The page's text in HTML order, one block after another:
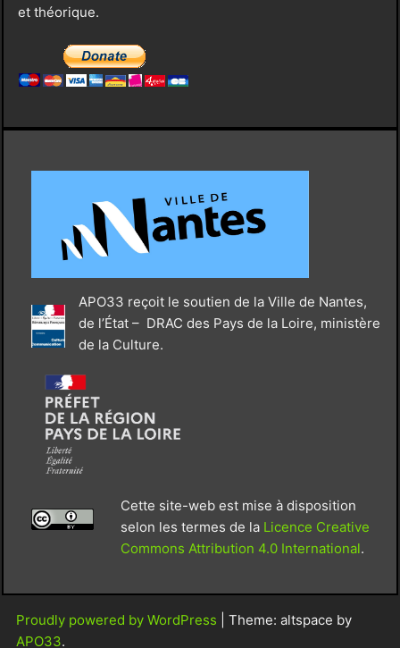
et théorique.
APO33 reçoit le soutien de la Ville de Nantes,
de l’État – DRAC des Pays de la Loire, ministère
de la Culture.
Cette site-web est mise à disposition
selon les termes de la Licence Creative
Commons Attribution 4.0 International.
Proudly powered by WordPress
Theme: altspace by
APO33.